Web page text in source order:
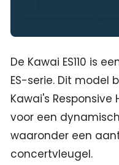
De Kawai ES110 is
ES-serie. Dit
Kawai's
voor een
waaronder een
concertvleugel.